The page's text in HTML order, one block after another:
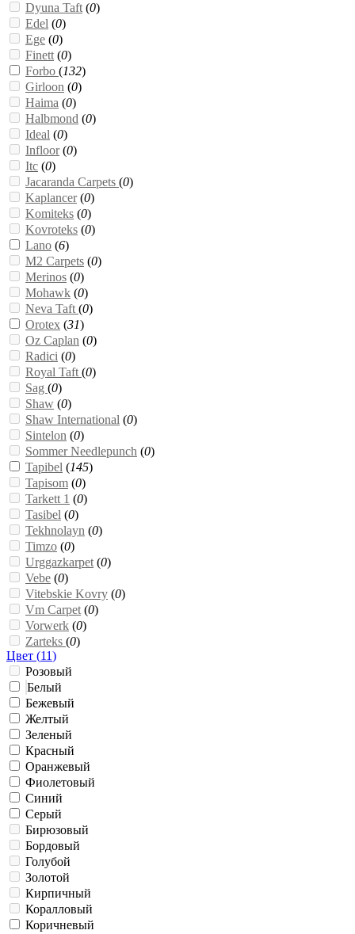
Dyuna Taft (0)
Edel (0)
Ege (0)
Finett (0)
Forbo (132)
Girloon (0)
Haima (0)
Halbmond (0)
Ideal (0)
Infloor(0)
Itc (0)
Jacaranda Carpets (0)
Kaplancer(0)
Komiteks (0)
Kovroteks (0)
Lano (6)
M2 Carpets (0)
Merinos (0)
Mohawk (0)
Neva Taft (0)
Orotex (31)
Oz Caplan (0)
Radici (0)
Royal Taft (0)
Sag (0)
Shaw (0)
Shaw International (0)
Sintelon (0)
Sommer Needlepunch (0)
Tapibel (145)
Tapisom (0)
Tarkett 1 (0)
Tasibel (0)
Tekhnolayn (0)
Timzo (0)
Urggazkarpet (0)
Vebe (0)
Vitebskie Kovry (0)
Vm Carpet (0)
Vorwerk (0)
Zarteks (0)
Цвет (11)
Розовый
Белый
Бежевый
Желтый
Зеленый
Красный
Оранжевый
Фиолетовый
Синий
Серый
Бирюзовый
Бордовый
Голубой
Золотой
Кирпичный
Коралловый
Коричневый